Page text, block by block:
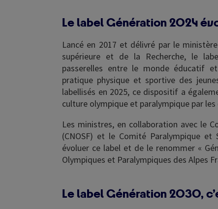
Le label Génération 2024
Lancé en 2017 et délivré par le
supérieure et de la Recherche, le
passerelles entre le monde éducatif
pratique physique et sportive des
labellisés en 2025, ce dispositif a
culture olympique et paralympique par
Les ministres, en collaboration avec le
(CNOSF) et le Comité Paralympique
évoluer ce label et de le renommer «
Olympiques et Paralympiques des Alpes
Le label Génération 2030,